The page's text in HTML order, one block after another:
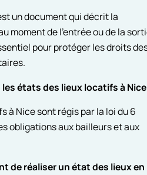
un document qui décrit la
moment de l'entrée ou de la
pour protéger les droits
états des lieux locatifs à
à Nice sont régis par la loi du 6
obligations aux bailleurs et aux
de réaliser un état des lieux en